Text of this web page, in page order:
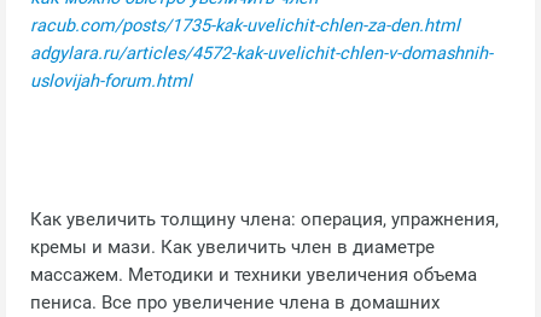
racub.com/posts/1735-kak-uvelichit-chlen-za-den.html
adgylara.ru/articles/4572-kak-uvelichit-chlen-v-domashnih-
uslovijah-forum.html
Как увеличить толщину члена: операция, упражнения,
кремы и мази. Как увеличить член в диаметре
массажем. Методики и техники увеличения объема
пениса. Все про увеличение члена в домашних